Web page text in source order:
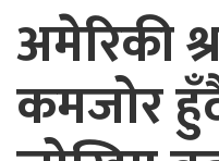
अमेरिकी
कमजोर